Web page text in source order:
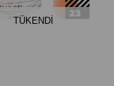
TÜKENDI